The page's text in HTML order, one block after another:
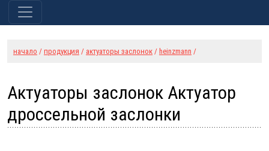
начало / продукция / актуаторы заслонок / heinzmann /
Актуаторы заслонок Актуатор
дроссельной заслонки